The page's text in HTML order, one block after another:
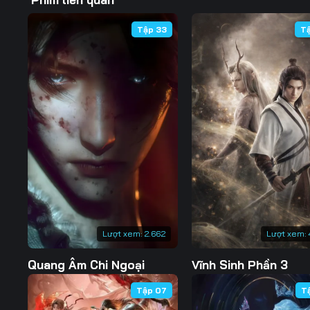
58 59
64 66
71 72 73
78 79 80
85 87
92 94
99 101
106 107 108
113 115
120 121 122
Lượt xem: 2.662
Tập 33
Quang Âm Chi Ngoại
Lượt xem:
Vĩnh Sinh Phần 3
Tập 07